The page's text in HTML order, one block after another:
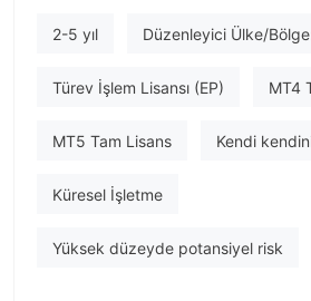
Şirket çalışanı
2-5 yıl Düzenleyici Ülke/
Türev İşlem Lisansı (EP) MT4
MT5 Tam Lisans Kendi
Küresel İşletme
Yüksek düzeyde potansiyel risk